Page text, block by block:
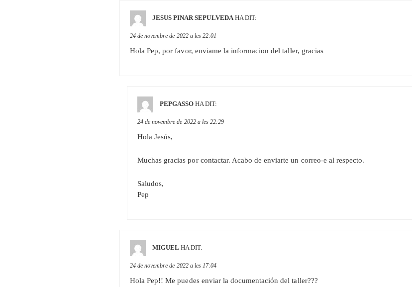
JESUS PINAR SEPULVEDA HA DIT:
24 de novembre de 2022 a les 22:01
Hola Pep, por favor, enviame la informacion del taller, gracias
PEPGASSO HA DIT:
24 de novembre de 2022 a les 22:29
Hola Jesús,
Muchas gracias por contactar. Acabo de enviarte un correo-e al respecto.
Saludos,
Pep
MIGUEL HA DIT:
24 de novembre de 2022 a les 17:04
Hola Pep!! Me puedes enviar la documentación del taller???